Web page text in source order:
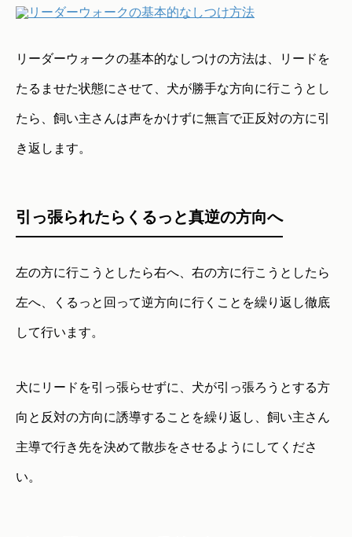
リーダーウォークの基本的なしつけの方法は、リードを
たるませた状態にさせて、犬が勝手な方向に行こうとし
たら、飼い主さんは声をかけずに無言で正反対の方に引
き返します。
引っ張られたらくるっと真逆の方向へ
左の方に行こうとしたら右へ、右の方に行こうとしたら
左へ、くるっと回って逆方向に行くことを繰り返し徹底
して行います。
犬にリードを引っ張らせずに、犬が引っ張ろうとする方
向と反対の方向に誘導することを繰り返し、飼い主さん
主導で行き先を決めて散歩をさせるようにしてくださ
い。